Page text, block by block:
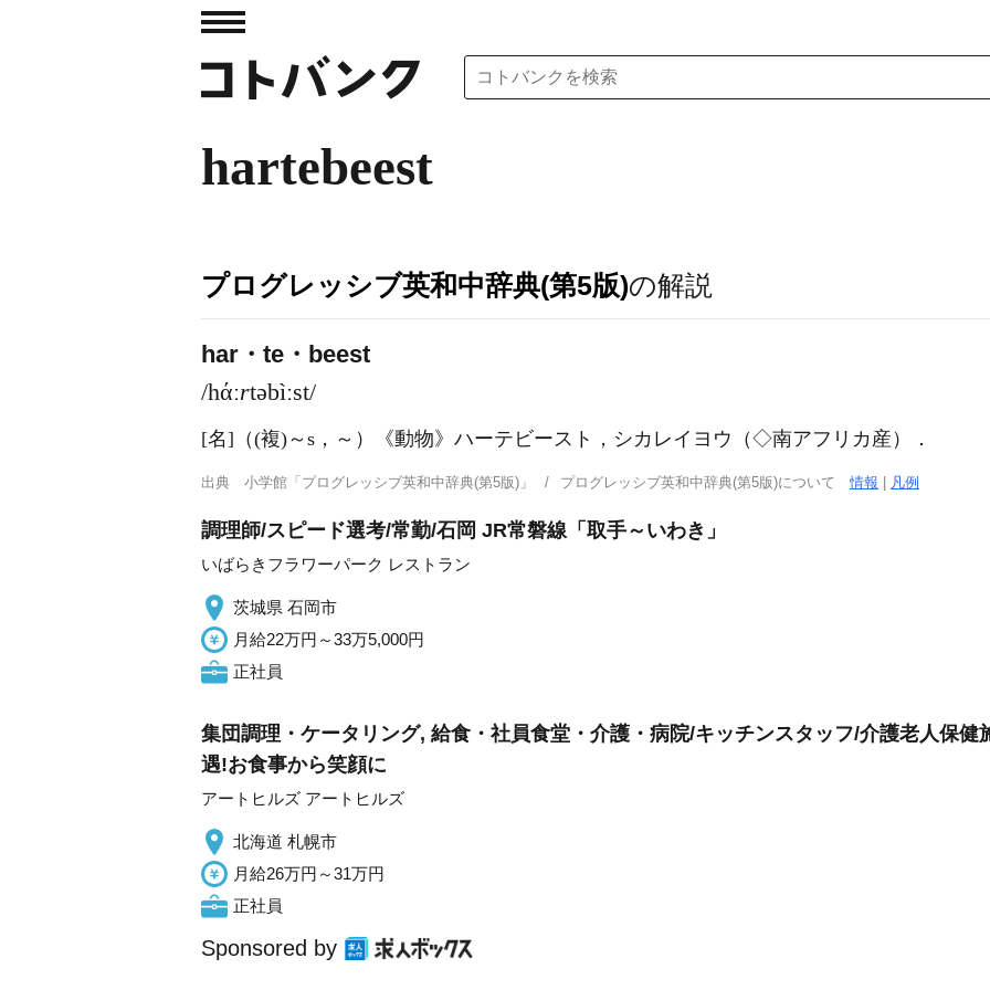
hartebeest
プログレッシブ英和中辞典(第5版)の解説
har・te・beest
/hάːrtəbìːst/
[名] （(複)～s，～） 《動物》 ハーテビースト，シカレイヨウ（◇南アフリカ産） ．
出典 小学館「プログレッシブ英和中辞典(第5版)」 プログレッシブ英和中辞典(第5版)について情報 凡例
調理師/スピード選考/常勤/石岡 JR常磐線「取手～いわき」
いばらきフラワーパーク レストラン
茨城県 石岡市
月給22万円～33万5,000円
正社員
集団調理・ケータリング, 給食・社員食堂・介護・病院/キッチンスタッフ/介護老人保
遇!お食事から笑顔に
アートヒルズ アートヒルズ
北海道 札幌市
月給26万円～31万円
正社員
Sponsored by